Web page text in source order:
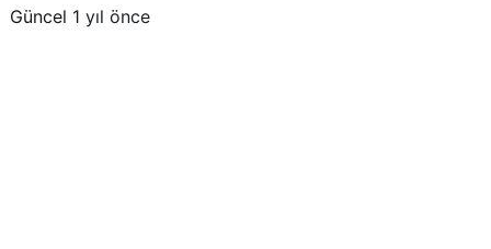
Güncel 1 yıl önce